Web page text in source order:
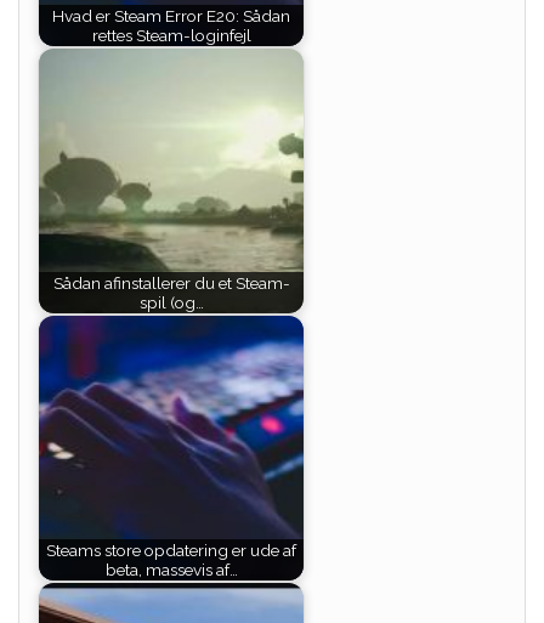
Hvad er Steam Error E20: Sådan
rettes Steam-loginfejl
Sådan afinstallerer du et Steam-
spil (og…
Steams store opdatering er ude af
beta, massevis af…